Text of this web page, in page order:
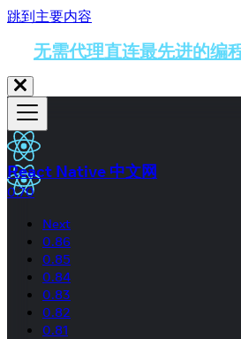
跳到主要内容
无需代理直连最先进的编
React Native 中文网
0.70
Next
0.86
0.85
0.84
0.83
0.82
0.81